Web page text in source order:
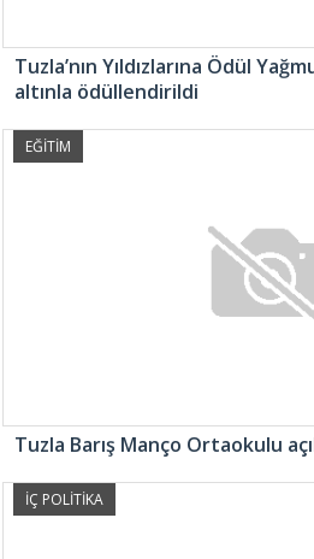
Tuzla’nın Yıldızlarına Ödül
altınla ödüllendirildi
EĞİTİM
Tuzla Barış Manço Ortaokulu
İÇ POLİTİKA